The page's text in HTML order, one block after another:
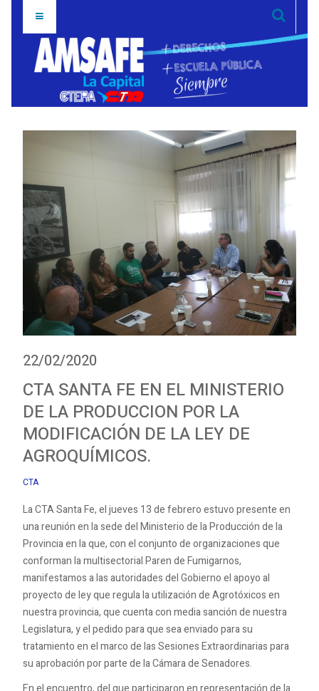
22/02/2020
CTA SANTA FE EN EL MINISTERIO
DE LA PRODUCCION POR LA
MODIFICACIÓN DE LA LEY DE
AGROQUÍMICOS.
CTA
La CTA Santa Fe, el jueves 13 de febrero estuvo presente en
una reunión en la sede del Ministerio de la Producción de la
Provincia en la que, con el conjunto de organizaciones que
conforman la multisectorial Paren de Fumigarnos,
manifestamos a las autoridades del Gobierno el apoyo al
proyecto de ley que regula la utilización de Agrotóxicos en
nuestra provincia, que cuenta con media sanción de nuestra
Legislatura, y el pedido para que sea enviado para su
tratamiento en el marco de las Sesiones Extraordinarias para
su aprobación por parte de la Cámara de Senadores.